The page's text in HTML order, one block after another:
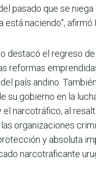
pasado que se niega
está naciendo”, afirmó
destacó el regreso
reformas
país andino.
su gobierno en la
el narcotráfico, al
organizaciones
y absoluta
narcotraficante